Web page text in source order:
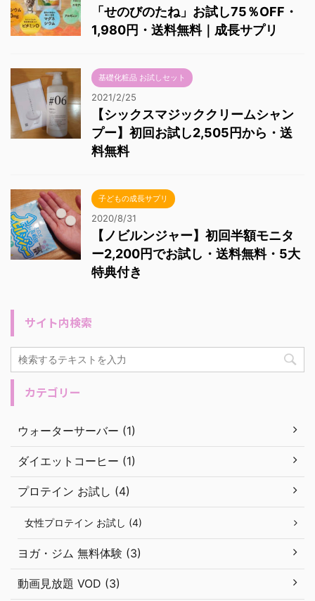
「せのびのたね」お試し75％OFF・
1,980円・送料無料｜成長サプリ
基礎化粧品 お試しセット
2021/2/25
【シックスマジッククリームシャン
プー】初回お試し2,505円から・送
料無料
子どもの成長サプリ
2020/8/31
【ノビルンジャー】初回半額モニタ
ー2,200円でお試し・送料無料・5大
特典付き
サイト内検索
カテゴリー
ウォーターサーバー (1)
ダイエットコーヒー (1)
プロテイン お試し (4)
女性プロテイン お試し (4)
ヨガ・ジム 無料体験 (3)
動画見放題 VOD (3)